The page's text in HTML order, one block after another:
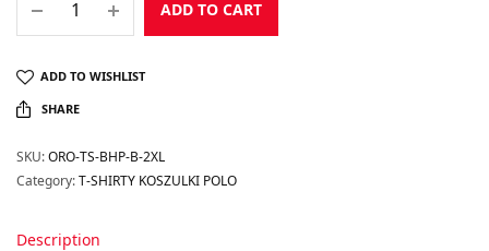
ADD TO CART
ADD TO WISHLIST
SHARE
SKU:ORO-TS-BHP-B-2XL
Category:T-SHIRTY KOSZULKI POLO
Description